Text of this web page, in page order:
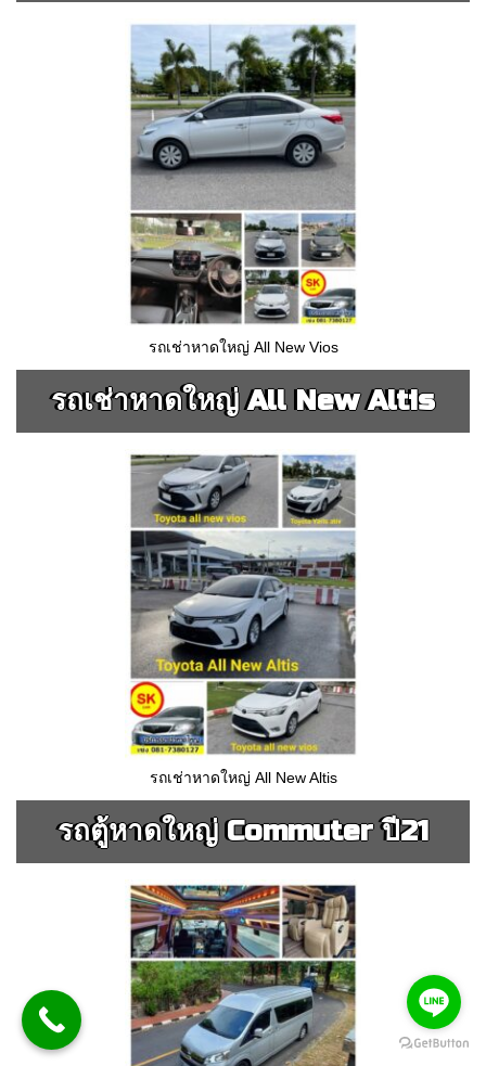
รถเช่าหาดใหญ่ All New Vios
รถเช่าหาดใหญ่ All New Altis
รถเช่าหาดใหญ่ All New Altis
รถตู้หาดใหญ่ Commuter ปี21